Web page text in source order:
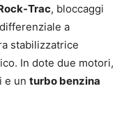
Trac, bloccaggi
a
stabilizzatrice
In dote due motori,
e un turbo benzina